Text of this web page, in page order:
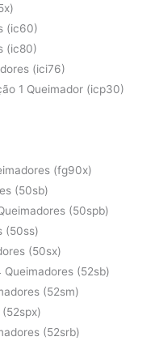
(ic60)
(ic80)
(ici76)
1 Queimador (icp30)
(fg90x)
(50sb)
(50spb)
(50ss)
(50sx)
Queimadores (52sb)
(52sm)
(52srb)